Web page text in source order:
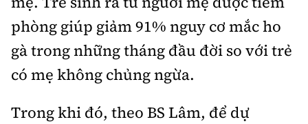
phòng giúp giảm 91% nguy cơ mắc ho
gà trong những tháng đầu đời so với trẻ
có mẹ không chủng ngừa.
Trong khi đó, theo BS Lâm, để dự